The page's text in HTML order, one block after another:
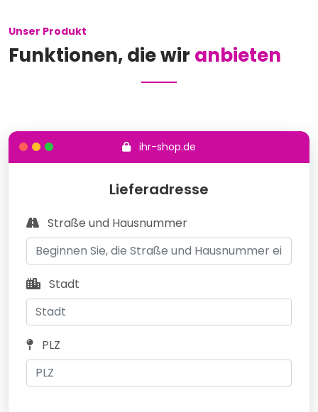
Unser Produkt
Funktionen, die wir anbieten
ihr-shop.de
Lieferadresse
Straße und Hausnummer
Stadt
PLZ